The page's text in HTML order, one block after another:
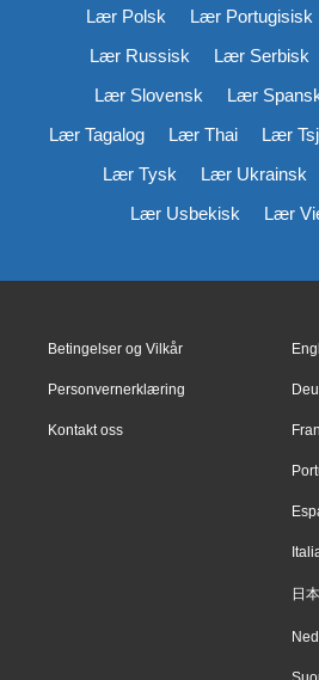
Lær Polsk
Lær Portugisisk
Lær Russisk
Lær Serbisk
Lær Slovensk
Lær
Lær Tagalog
Lær Thai Lær
Lær Tysk
Lær Ukrainsk
Lær Usbekisk
Lær
Betingelser og Vilkår
Personvernerklæring
Kontakt oss
日